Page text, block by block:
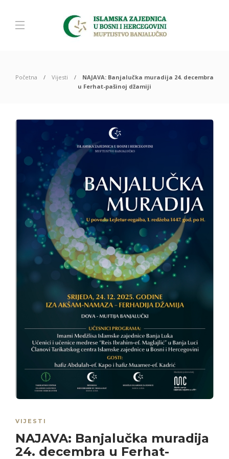
Početna Vijesti
NAJAVA: Banjalučka muradija 24. decembra
u Ferhat-pašinoj džamiji
VIJESTI
NAJAVA: Banjalučka muradija
24. decembra u Ferhat-